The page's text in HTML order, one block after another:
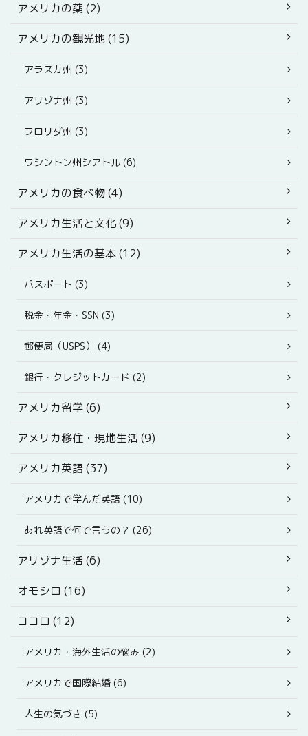
アメリカの薬 (2)
アメリカの観光地 (15)
アラスカ州 (3)
アリゾナ州 (3)
フロリダ州 (3)
ワシントン州シアトル (6)
アメリカの食べ物 (4)
アメリカ生活と文化 (9)
アメリカ生活の基本 (12)
パスポート (3)
税金・年金・SSN (3)
郵便局（USPS） (4)
銀行・クレジットカード (2)
アメリカ留学 (6)
アメリカ移住・現地生活 (9)
アメリカ英語 (37)
アメリカで学んだ英語 (10)
あれ英語で何で言うの？ (26)
アリゾナ生活 (6)
オモシロ (16)
ココロ (12)
アメリカ・海外生活の悩み (2)
アメリカで国際結婚 (6)
人生の気づき (5)